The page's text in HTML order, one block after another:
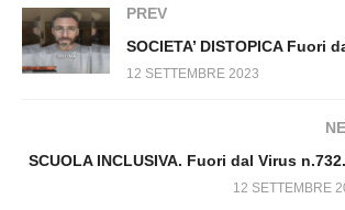
PREV
SOCIETA’ DISTOPICA Fuori
12 SETTEMBRE 2023
SCUOLA INCLUSIVA. Fuori dal Virus
12 SETTEMBRE